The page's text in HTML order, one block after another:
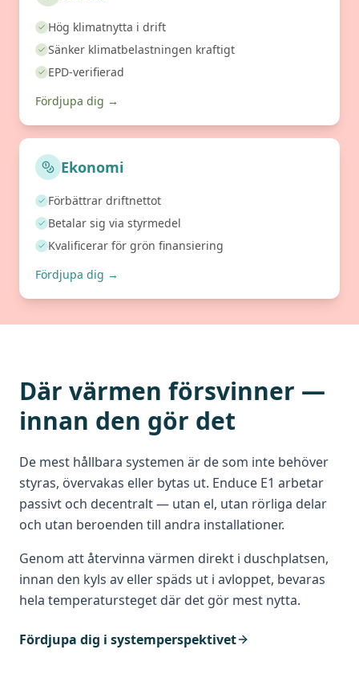
Hög klimatnytta i drift
Sänker klimatbelastningen kraftigt
EPD-verifierad
Fördjupa dig →
Ekonomi
Förbättrar driftnettot
Betalar sig via styrmedel
Kvalificerar för grön finansiering
Fördjupa dig →
Där värmen försvinner —
innan den gör det
De mest hållbara systemen är de som inte behöver
styras, övervakas eller bytas ut. Enduce E1 arbetar
passivt och decentralt — utan el, utan rörliga delar
och utan beroenden till andra installationer.
Genom att återvinna värmen direkt i duschplatsen,
innan den kyls av eller späds ut i avloppet, bevaras
hela temperatursteget där det gör mest nytta.
Fördjupa dig i systemperspektivet